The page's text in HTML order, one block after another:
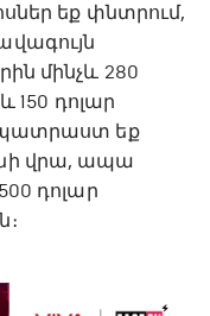
եք փնտրում,
մինչև 280
150 դոլար
​​պատրաստ եք
վրա, ապա
դոլար